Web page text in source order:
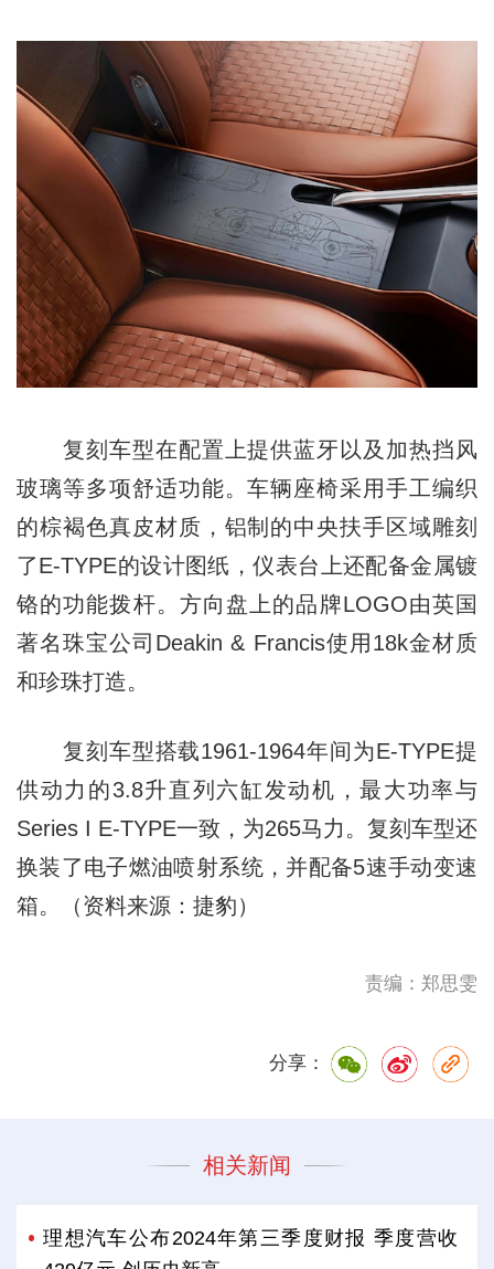
复刻车型在配置上提供蓝牙以及加热挡风
玻璃等多项舒适功能。车辆座椅采用手工编织
的棕褐色真皮材质，铝制的中央扶手区域雕刻
了E-TYPE的设计图纸，仪表台上还配备金属镀
铬的功能拨杆。方向盘上的品牌LOGO由英国
著名珠宝公司Deakin & Francis使用18k金材质
和珍珠打造。
复刻车型搭载1961-1964年间为E-TYPE提
供动力的3.8升直列六缸发动机，最大功率与
Series I E-TYPE一致，为265马力。复刻车型还
换装了电子燃油喷射系统，并配备5速手动变速
箱。（资料来源：捷豹）
责编：郑思雯
分享：
相关新闻
理想汽车公布2024年第三季度财报 季度营收